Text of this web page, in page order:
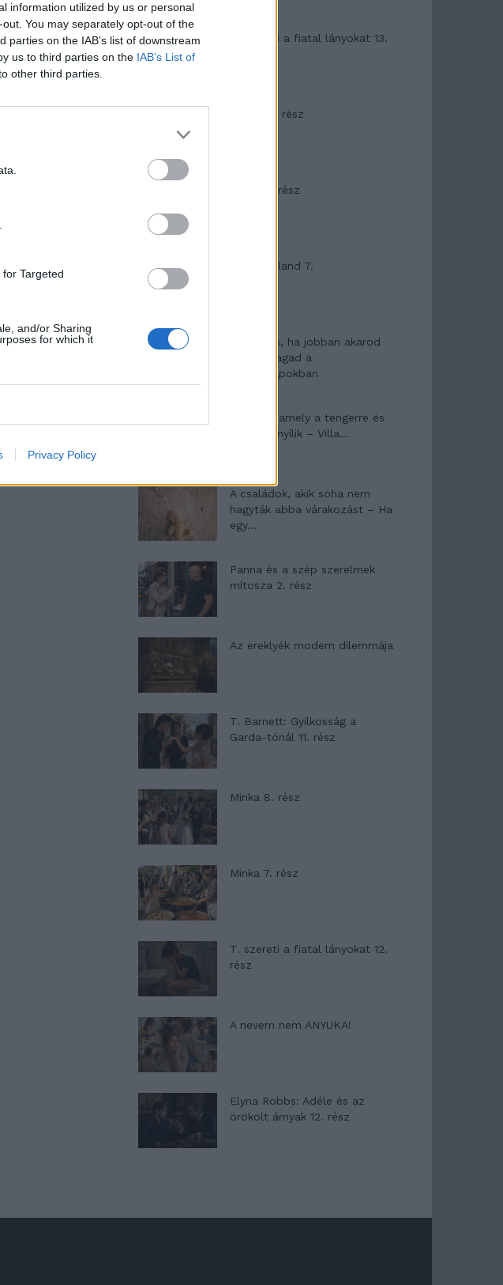
information utilized by us or personal
You may separately opt-out of the
on the IAB’s list of downstream
us to third parties on the IAB’s List of
other third parties.
Targeted
and/or Sharing
for which it
Privacy Policy
T. szereti a fiatal lányokat 13.
Minka 10. rész
Minka 9. rész
Máltai kaland 7.
10 tanács, ha jobban akarod
érezni magad a
hétköznapokban
Egy ház, amely a tengerre és
a fényre nyílik – Villa...
A családok, akik soha nem
hagyták abba várakozást – Ha
egy...
Panna és a szép szerelmek
mítosza 2. rész
Az ereklyék modern dilemmája
T. Barnett: Gyilkosság a
Garda-tónál 11. rész
Minka 8. rész
Minka 7. rész
T. szereti a fiatal lányokat 12.
rész
A nevem nem ANYUKA!
Elyna Robbs: Adéle és az
örökölt árnyak 12. rész